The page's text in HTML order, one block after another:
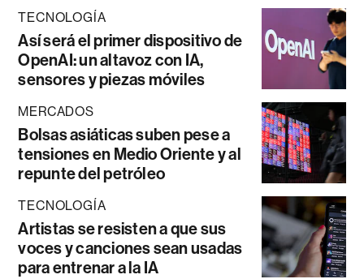
TECNOLOGÍA
Así será el primer dispositivo de
OpenAI: un altavoz con IA,
sensores y piezas móviles
MERCADOS
Bolsas asiáticas suben pese a
tensiones en Medio Oriente y al
repunte del petróleo
TECNOLOGÍA
Artistas se resisten a que sus
voces y canciones sean usadas
para entrenar a la IA